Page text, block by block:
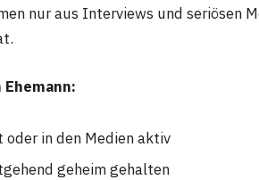
nur aus Interviews und seriösen
in den Medien aktiv
geheim gehalten